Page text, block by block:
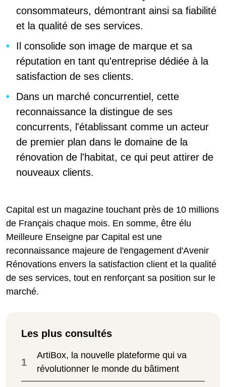
consommateurs, démontrant ainsi sa fiabilité
et la qualité de ses services.
Il consolide son image de marque et sa
réputation en tant qu'entreprise dédiée à la
satisfaction de ses clients.
Dans un marché concurrentiel, cette
reconnaissance la distingue de ses
concurrents, l'établissant comme un acteur
de premier plan dans le domaine de la
rénovation de l'habitat, ce qui peut attirer de
nouveaux clients.
Capital est un magazine touchant près de 10 millions
de Français chaque mois. En somme, être élu
Meilleure Enseigne par Capital est une
reconnaissance majeure de l'engagement d'Avenir
Rénovations envers la satisfaction client et la qualité
de ses services, tout en renforçant sa position sur le
marché.
Les plus consultés
1
ArtiBox, la nouvelle plateforme qui va
révolutionner le monde du bâtiment